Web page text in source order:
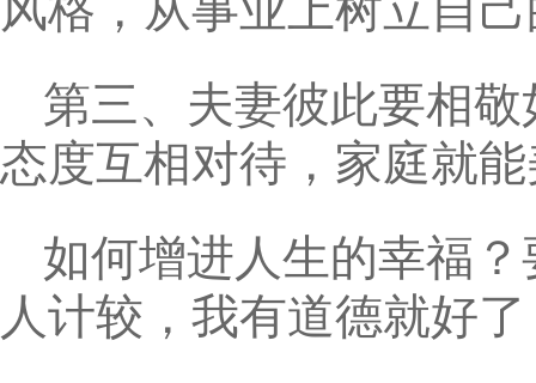
第三、夫妻彼此要相
态度互相对待，家庭就
如何增进人生的幸福
人计较，我有道德就好